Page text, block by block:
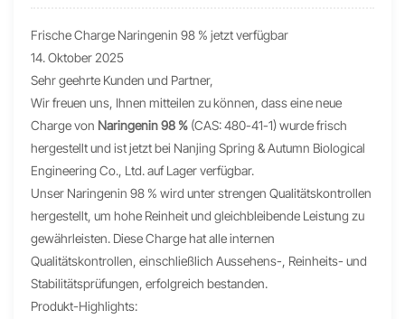
Frische Charge Naringenin 98 % jetzt verfügbar
14. Oktober 2025
Sehr geehrte Kunden und Partner,
Wir freuen uns, Ihnen mitteilen zu können, dass eine neue
Charge von Naringenin98 % (CAS: 480-41-1) wurde frisch
hergestellt und ist jetzt bei Nanjing Spring & Autumn Biological
Engineering Co., Ltd. auf Lager verfügbar.
Unser Naringenin 98 % wird unter strengen Qualitätskontrollen
hergestellt, um hohe Reinheit und gleichbleibende Leistung zu
gewährleisten. Diese Charge hat alle internen
Qualitätskontrollen, einschließlich Aussehens-, Reinheits- und
Stabilitätsprüfungen, erfolgreich bestanden.
Produkt-Highlights: